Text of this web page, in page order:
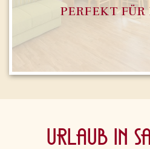
PERFEKT
Urlaub in